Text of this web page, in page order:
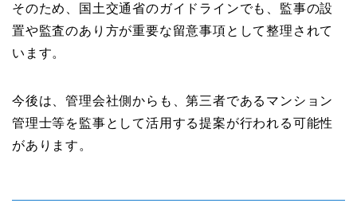
そのため、国土交通省のガイドラインでも、監事の設
置や監査のあり方が重要な留意事項として整理されて
います。
今後は、管理会社側からも、第三者であるマンション
管理士等を監事として活用する提案が行われる可能性
があります。